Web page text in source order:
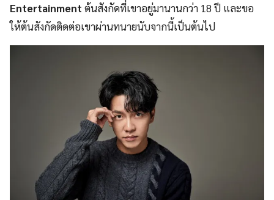
Entertainment ต้นสังกัดที่เขาอยู่มานานกว่า 18 ปี และขอ
ให้ต้นสังกัดติดต่อเขาผ่านทนายนับจากนี้เป็นต้นไป